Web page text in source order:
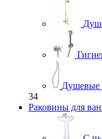
Душевые
34
Раковины для